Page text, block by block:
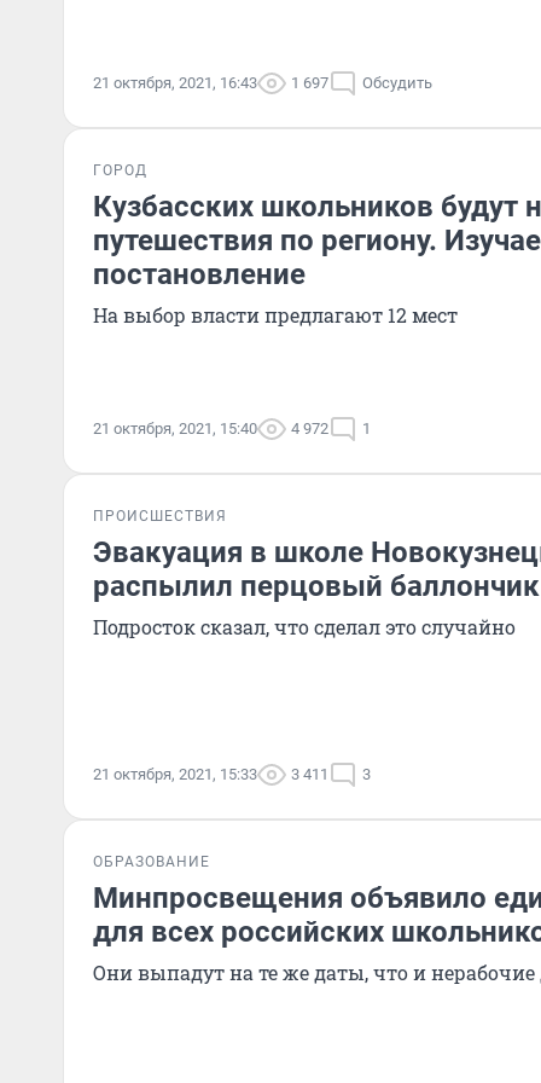
21 октября, 2021, 16:43 1 697 Обсудить
ГОРОД
Кузбасских школьников будут
путешествия по региону.
постановление
На выбор власти предлагают 12 мест
21 октября, 2021, 15:40 4 972 1
ПРОИСШЕСТВИЯ
Эвакуация в школе
распылил перцовый баллончик
Подросток сказал, что сделал это случайно
21 октября, 2021, 15:33 3 411 3
ОБРАЗОВАНИЕ
Минпросвещения объявило
для всех российских
Они выпадут на те же даты, что и